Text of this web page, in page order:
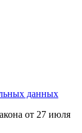
данных
от 27 июля